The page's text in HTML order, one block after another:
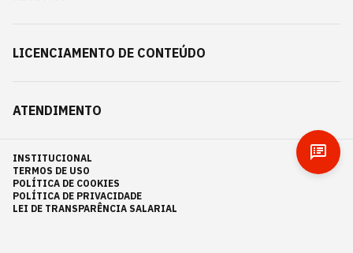
LICENCIAMENTO DE CONTEÚDO
ATENDIMENTO
INSTITUCIONAL
TERMOS DE USO
POLÍTICA DE COOKIES
POLÍTICA DE PRIVACIDADE
LEI DE TRANSPARÊNCIA SALARIAL